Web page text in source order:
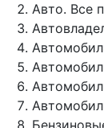
Авто. Все